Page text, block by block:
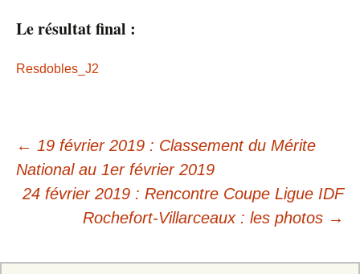
Le résultat final :
Resdobles_J2
Navigation
des
articles
← 19 février 2019 : Classement du Mérite
National au 1er février 2019
24 février 2019 : Rencontre Coupe Ligue IDF
Rochefort-Villarceaux : les photos →